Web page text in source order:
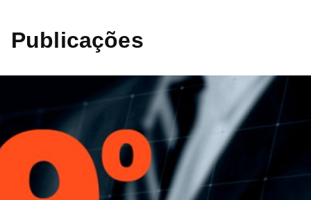
Publicações